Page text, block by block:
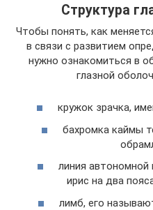
Структура
Чтобы понять, как
в связи с развитием
нужно ознакомиться в
глазной
кружок зрачка,
бахромка каймы
линия автономной
ирис на два
лимб, его